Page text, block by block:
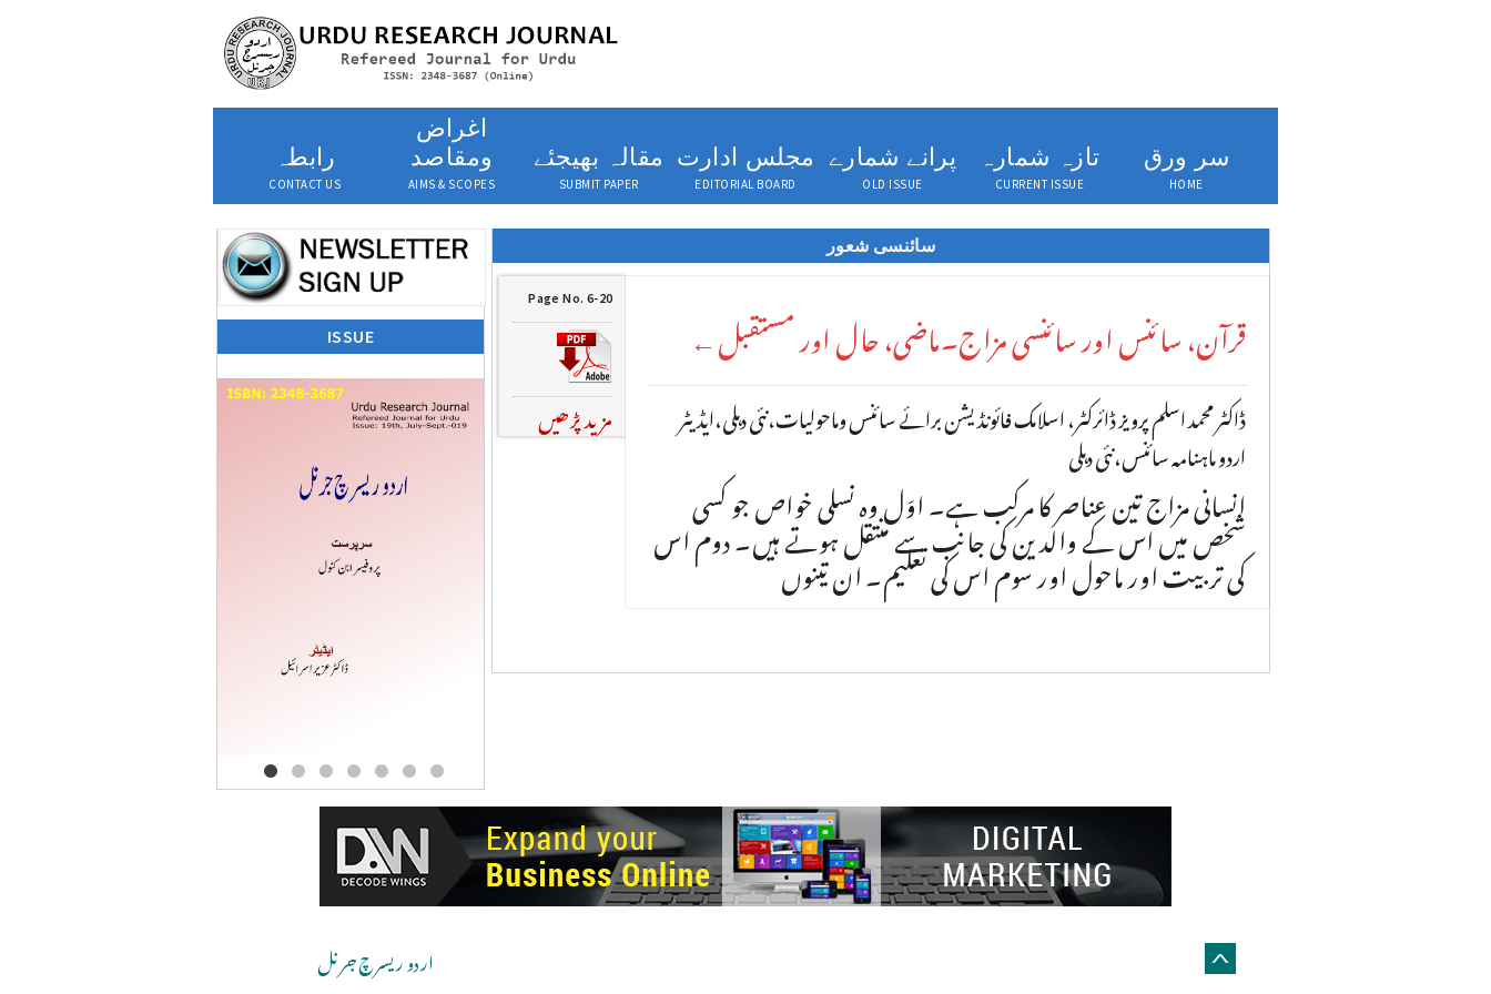
رابطہ
CONTACT US
اغراض
ومقاصد
AIMS & SCOPES
مقالہ بھیجئے
SUBMIT PAPER
مجلس ادارت
EDITORIAL BOARD
پرانے شمارے
OLD ISSUE
تازہ شمارہ
CURRENT ISSUE
سر ورق
HOME
ISSUE
سائنسی شعور
قرآن، سائنس اور سائنسی مزاج۔ماضی، حال اور مستقبل←
ڈاکٹر محمد اسلم پرویز ڈائرکٹر، اسلامک فائونڈیشن برائے سائنس وماحولیات،نئی دہلی،ایڈیٹر
اردو ماہنامہ سائنس،نئی دہلی
انسانی مزاج تین عناصر کا مرکب ہے۔ اوّل وہ نسلی خواص جو کسی
شخص میں اس کے والدین کی جانب سے منتقل ہوتے ہیں۔ دوم اس
کی تربیت اور ماحول اور سوم اس کی تعلیم۔ ان تینوں
Page No. 6-20
مزید پڑھیں
اردو ریسرچ جرنل